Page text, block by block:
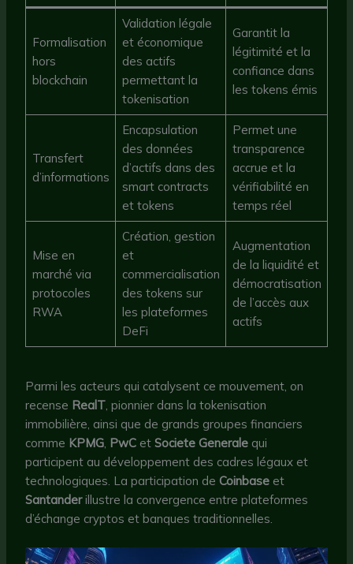
Formalisation
hors
blockchain
Validation légale
et économique
des actifs
permettant la
tokenisation
Garantit la
légitimité et la
confiance dans
les tokens émis
Transfert
d’informations
Encapsulation
des données
d’actifs dans des
smart contracts
et tokens
Permet une
transparence
accrue et la
vérifiabilité en
temps réel
Mise en
marché via
protocoles
RWA
Création, gestion
et
commercialisation
des tokens sur
les plateformes
DeFi
Augmentation
de la liquidité et
démocratisation
de l’accès aux
actifs
Parmi les acteurs qui catalysent ce mouvement, on
recense RealT, pionnier dans la tokenisation
immobilière, ainsi que de grands groupes financiers
comme KPMG, PwC etSociete Generale qui
participent au développement des cadres légaux et
technologiques. La participation de Coinbase et
Santanderillustre la convergence entre plateformes
d’échange cryptos et banques traditionnelles.